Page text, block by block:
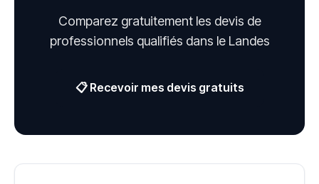
Comparez gratuitement les devis de
professionnels qualifiés dans le Landes
📋 Recevoir mes devis gratuits